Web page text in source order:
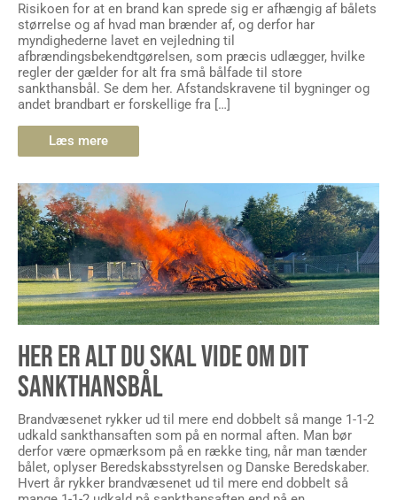
Risikoen for at en brand kan sprede sig er afhængig af bålets
størrelse og af hvad man brænder af, og derfor har
myndighederne lavet en vejledning til
afbrændingsbekendtgørelsen, som præcis udlægger, hvilke
regler der gælder for alt fra små bålfade til store
sankthansbål. Se dem her. Afstandskravene til bygninger og
andet brandbart er forskellige fra […]
Læs mere
HER ER ALT DU SKAL VIDE OM DIT
SANKTHANSBÅL
Brandvæsenet rykker ud til mere end dobbelt så mange 1-1-2
udkald sankthansaften som på en normal aften. Man bør
derfor være opmærksom på en række ting, når man tænder
bålet, oplyser Beredskabsstyrelsen og Danske Beredskaber.
Hvert år rykker brandvæsenet ud til mere end dobbelt så